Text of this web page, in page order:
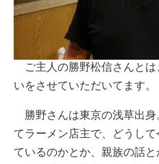
ご主人の勝野松信さんとは
いをさせていただいてます。
勝野さんは東京の浅草出身
てラーメン店主で、どうし
ているのかとか、親族の話